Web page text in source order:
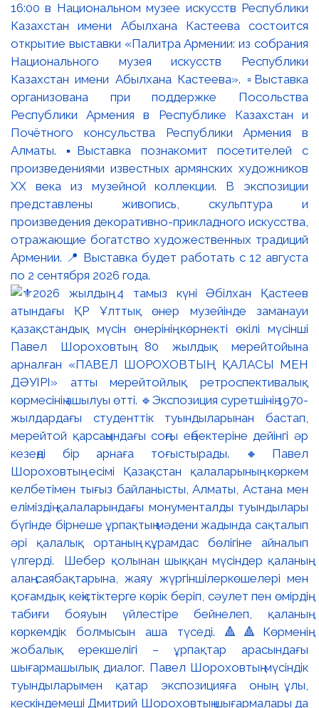
16:00 в Национальном музее искусств Республики
Казахстан имени Абылхана Кастеева состоится
открытие выставки «Палитра Армении: из собрания
Национального музея искусств Республики
Казахстан имени Абылхана Кастеева». ▫️Выставка
организована при поддержке Посольства
Республики Армения в Республике Казахстан и
Почётного консульства Республики Армения в
Алматы. ▪️Выставка познакомит посетителей с
произведениями известных армянских художников
XX века из музейной коллекции. В экспозиции
представлены живопись, скульптура и
произведения декоративно-прикладного искусства,
отражающие богатство художественных традиций
Армении. 📍 Выставка будет работать с 12 августа
по 2 сентября 2026 года.